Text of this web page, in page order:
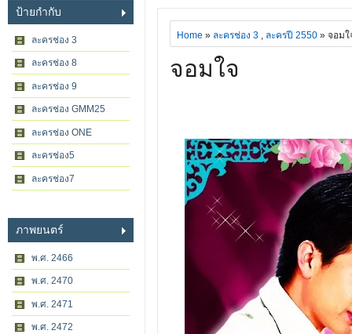
ป้ายกำกับ
ละครช่อง 3
ละครช่อง 8
ละครช่อง 9
ละครช่อง GMM25
ละครช่อง ONE
ละครช่อง5
ละครช่อง7
ภาพยนตร์
พ.ศ. 2466
พ.ศ. 2470
พ.ศ. 2471
พ.ศ. 2472
Home » ละครช่อง 3 , ละครปี 2550 » จอมใ
จอมใจ